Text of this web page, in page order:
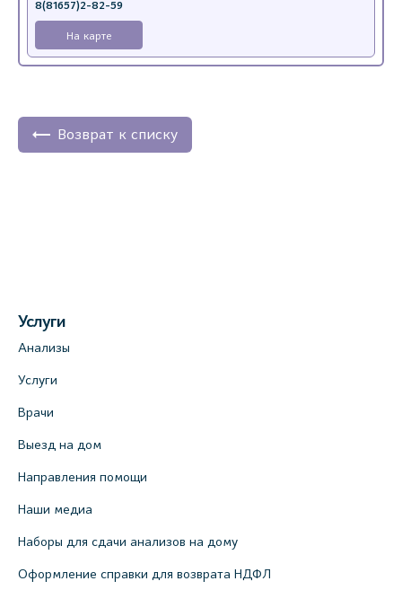
8(81657)2-82-59
На карте
Возврат к списку
Услуги
Анализы
Услуги
Врачи
Выезд на дом
Направления помощи
Наши медиа
Наборы для сдачи анализов на дому
Оформление справки для возврата НДФЛ